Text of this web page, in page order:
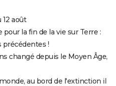
août
la fin de la vie sur Terre :
précédentes !
changé depuis le Moyen Âge,
au bord de l'extinction il